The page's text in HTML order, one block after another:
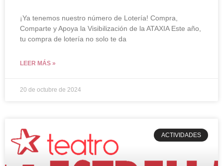
¡Ya tenemos nuestro número de Lotería! Compra,
Comparte y Apoya la Visibilización de la ATAXIA Este año,
tu compra de lotería no solo te da
LEER MÁS »
20 de octubre de 2024
ACTIVIDADES